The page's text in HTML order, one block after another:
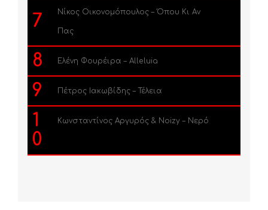
7 Νίκος Οικονομόπουλος – Όπου Κι Αν
Πας
8 Ελένη Φουρέιρα – Alleluia
9 Πέτρος Ιακωβίδης – Τέλεια
1
0
Κωνσταντίνος Αργυρός & Noizy – Νερό